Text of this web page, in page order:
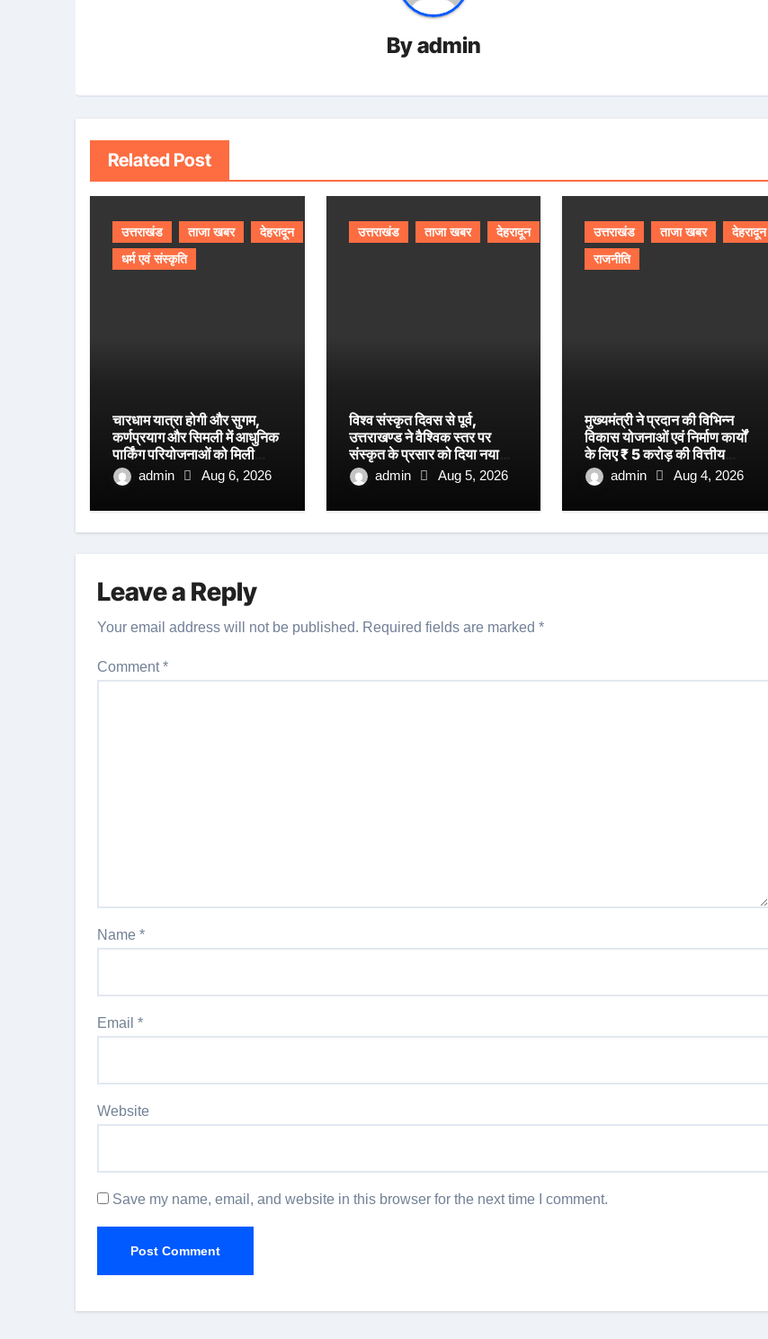
Byadmin
Related Post
उत्तराखंड ताजा खबर
देहरादून
धर्म एवं संस्कृति
चारधाम यात्रा होगी और सुगम,
कर्णप्रयाग और सिमली में आधुनिक
पार्किंग परियोजनाओं को मिली
रफ्तारadmin Aug 6, 2026
उत्तराखंड ताजा खबर देहरादून
विश्व संस्कृत दिवस से पूर्व,
उत्तराखण्ड ने वैश्विक स्तर पर
संस्कृत के प्रसार को दिया नया
आयाम।admin Aug 5, 2026
उत्तराखंड ताजा खबर
देहरादून
राजनीति
मुख्यमंत्री ने प्रदान की विभिन्न
विकास योजनाओं एवं निर्माण कार्यों
के लिए ₹ 5 करोड़ की वित्तीय
स्वीकृति।
admin Aug 4, 2026
Leave a Reply
Your email address will not be published. Required fields are marked *
Comment*
Name *
Email *
Website
Save my name, email, and website in this browser for the next time I comment.